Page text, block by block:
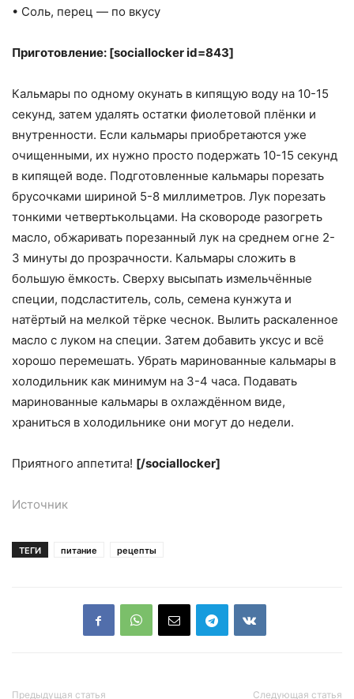
• Соль, перец — по вкусу
Приготовление: [sociallocker id=843]
Кальмары по одному окунать в кипящую воду на 10-15
секунд, затем удалять остатки фиолетовой плёнки и
внутренности. Если кальмары приобретаются уже
очищенными, их нужно просто подержать 10-15 секунд
в кипящей воде. Подготовленные кальмары порезать
брусочками шириной 5-8 миллиметров. Лук порезать
тонкими четвертькольцами. На сковороде разогреть
масло, обжаривать порезанный лук на среднем огне 2-
3 минуты до прозрачности. Кальмары сложить в
большую ёмкость. Сверху высыпать измельчённые
специи, подсластитель, соль, семена кунжута и
натёртый на мелкой тёрке чеснок. Вылить раскаленное
масло с луком на специи. Затем добавить уксус и всё
хорошо перемешать. Убрать маринованные кальмары в
холодильник как минимум на 3-4 часа. Подавать
маринованные кальмары в охлаждённом виде,
храниться в холодильнике они могут до недели.
Приятного аппетита! [/sociallocker]
Источник
ТЕГИ питание рецепты
Предыдущая статья Следующая статья